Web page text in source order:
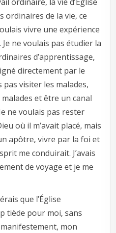
ordinaires de la vie, ce
vivre une expérience
ne voulais pas étudier la
d’apprentissage,
directement par le
pas visiter les malades,
et être un canal
ne voulais pas rester
où il m’avait placé, mais
apôtre, vivre par la foi et
me conduirait. J’avais
de voyage et je me
que l’Église
tiède pour moi, sans
mon